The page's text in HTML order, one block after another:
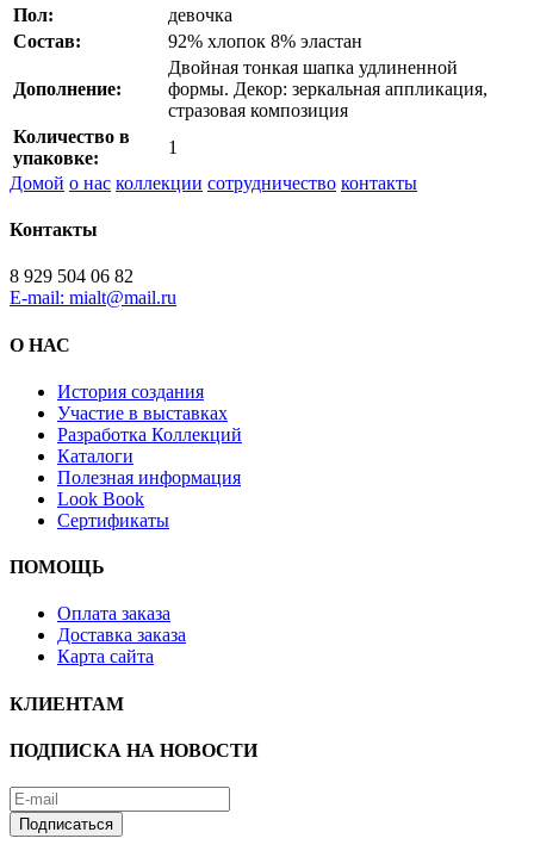
Пол:
девочка
Состав:
92% хлопок 8% эластан
Дополнение:
Двойная тонкая шапка удлиненной
формы. Декор: зеркальная аппликация,
стразовая композиция
Количество в
упаковке:
1
Домой о нас коллекции сотрудничество контакты
Контакты
8 929 504 06 82
E-mail: mialt@mail.ru
О НАС
История создания
Участие в выставках
Разработка Коллекций
Каталоги
Полезная информация
Look Book
Сертификаты
ПОМОЩЬ
Оплата заказа
Доставка заказа
Карта сайта
КЛИЕНТАМ
ПОДПИСКА НА НОВОСТИ